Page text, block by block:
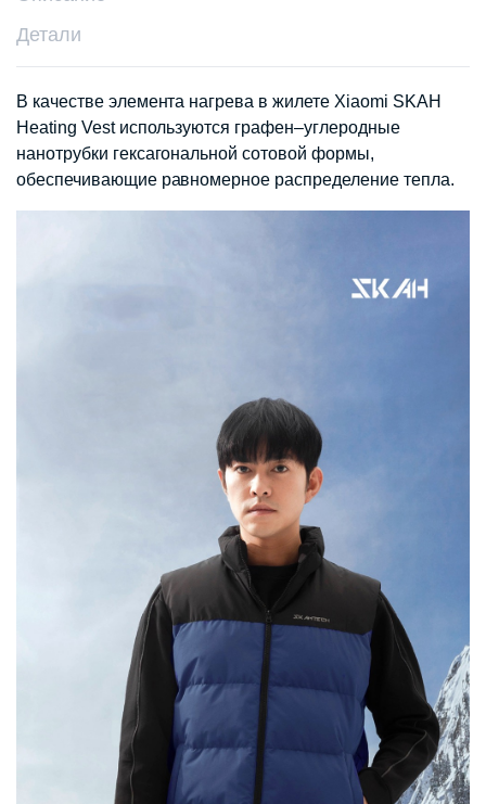
Детали
В качестве элемента нагрева в жилете Xiaomi SKAH
Heating Vest используются графен–углеродные
нанотрубки гексагональной сотовой формы,
обеспечивающие равномерное распределение тепла.